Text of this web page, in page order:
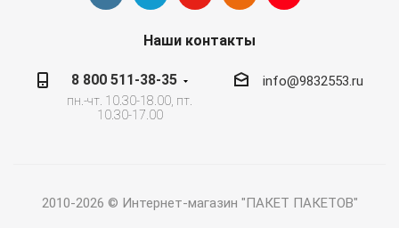
Наши контакты
8 800 511-38-35
пн.-чт. 10.30-18.00, пт.
10.30-17.00
info@9832553.ru
2010-2026 © Интернет-магазин "ПАКЕТ ПАКЕТОВ"